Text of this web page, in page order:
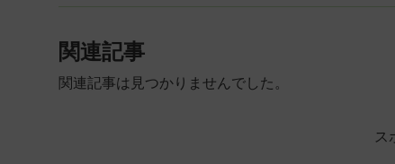
関連記事
関連記事は見つかりませんでした。
ス